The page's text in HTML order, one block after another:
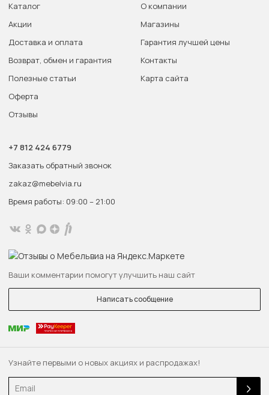
Узнайте первыми о новых акциях и распродажах!
Email
Каталог
Акции
Доставка и оплата
Возврат, обмен и гарантия
Полезные статьи
Оферта
Отзывы
О компании
Магазины
Гарантия лучшей цены
Контакты
Карта сайта
+7 812 424 6779
Заказать обратный звонок
zakaz@mebelvia.ru
Время работы: 09:00 – 21:00
Ваши комментарии помогут улучшить наш сайт
Написать сообщение